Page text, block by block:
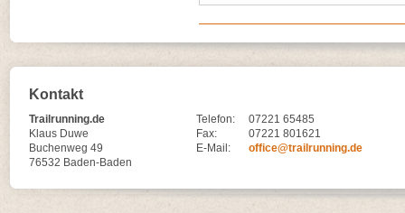
Kontakt
Trailrunning.de
Klaus Duwe
Buchenweg 49
76532 Baden-Baden
Telefon:
07221 65485
Fax:
07221 801621
E-Mail:
office@trailrunning.de